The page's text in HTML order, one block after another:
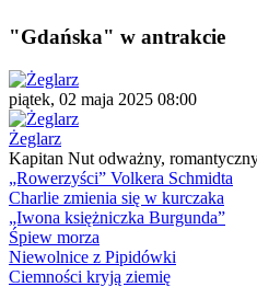
"Gdańska" w antrakcie
piątek, 02 maja 2025 08:00
Żeglarz
Kapitan Nut odważny,
„Rowerzyści” Volkera Schmidta
Charlie zmienia się w kurczaka
„Iwona księżniczka Burgunda”
Śpiew morza
Niewolnice z Pipidówki
Ciemności kryją ziemię